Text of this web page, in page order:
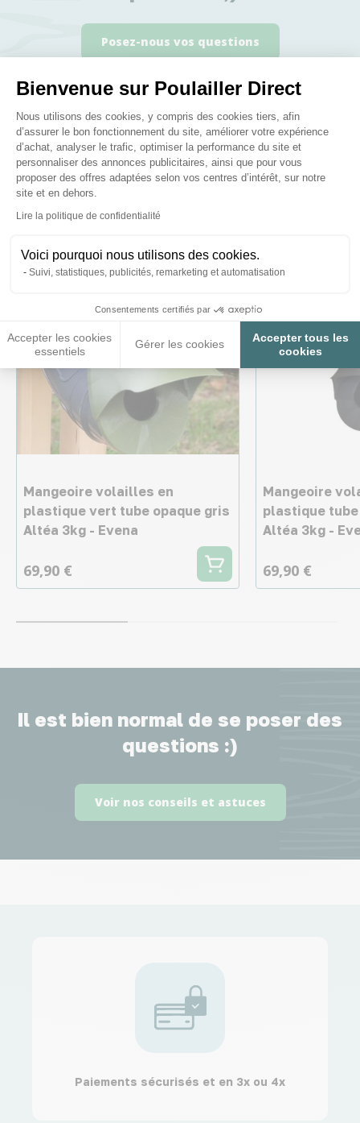
Bienvenue sur Poulailler Direct
Plateforme de Gestion du
Nous utilisons des cookies, y compris des cookies tiers, afin
d’assurer le bon fonctionnement du site, améliorer votre expérience
d’achat, analyser le trafic, optimiser la performance du site et
personnaliser des annonces publicitaires, ainsi que pour vous
proposer des offres adaptées selon vos centres d’intérêt, sur notre
site et en dehors.
Lire la politique de confidentialité
Voici pourquoi nous utilisons des cookies.
Suivi, statistiques, publicités, remarketing et automatisation
Consentements certifiés par
Accepter les cookies
essentiels
Gérer les cookies
Accepter tous les
cookies
Axeptio consent
Posez-nous vos questions
Ces produits peuvent vous
intéresser
Mangeoire volailles en
plastique vert tube opaque gris
Altéa 3kg - Evena
69,90 €
Mangeoire
plastique
Altéa 3kg -
69,90 €
Il est bien normal de se poser des
questions :)
Voir nos conseils et astuces
Paiements sécurisés et en 3x ou 4x